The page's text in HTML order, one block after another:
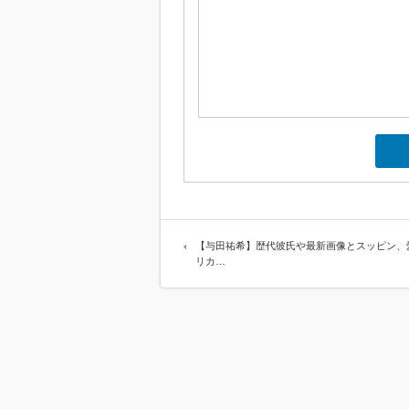
【与田祐希】歴代彼氏や最新画像とスッピン
リカ…